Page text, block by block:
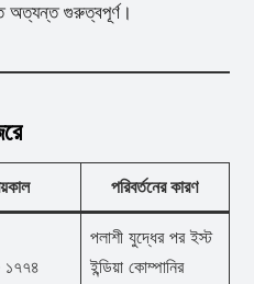
অত্যন্ত গুরুত্বপূর্ণ।
পরিবর্তনের কারণ
পলাশী যুদ্ধের পর ইস্ট
ইন্ডিয়া কোম্পানির